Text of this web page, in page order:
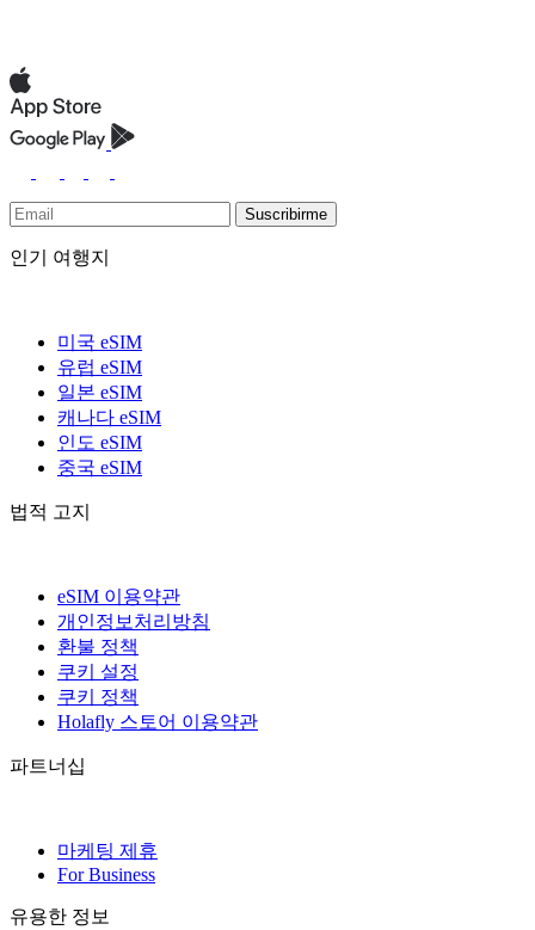
Suscribirme
인기 여행지
미국 eSIM
유럽 eSIM
일본 eSIM
캐나다 eSIM
인도 eSIM
중국 eSIM
법적 고지
eSIM 이용약관
개인정보처리방침
환불 정책
쿠키 설정
쿠키 정책
Holafly 스토어 이용약관
파트너십
마케팅 제휴
For Business
유용한 정보